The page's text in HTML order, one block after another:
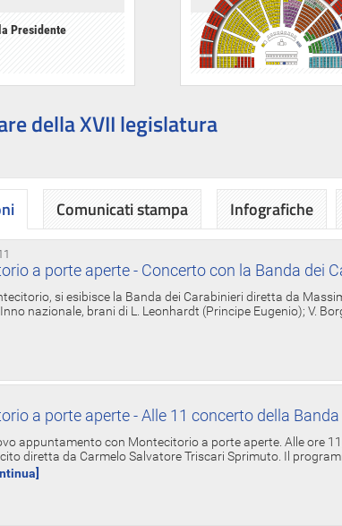
Presidente
della XVII legislatura
a porte aperte - Concerto con la Banda dei
si esibisce la Banda dei Carabinieri diretta da
nazionale, brani di L. Leonhardt (Principe Eugenio); V.
a porte aperte - Alle 11 concerto della Banda
appuntamento con Montecitorio a porte aperte. Alle ore
diretta da Carmelo Salvatore Triscari Sprimuto. Il
Comunicati stampa Infografiche